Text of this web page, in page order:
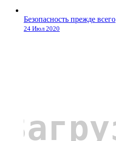
Безопасность прежде всего
24 Июл 2020